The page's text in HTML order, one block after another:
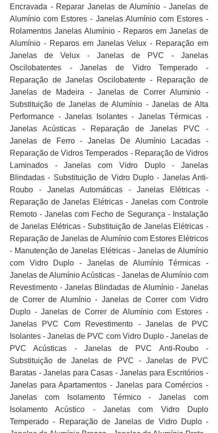
Encravada - Reparar Janelas de Alumínio - Janelas de
Alumínio com Estores - Janelas Alumínio com Estores -
Rolamentos Janelas Alumínio - Reparos em Janelas de
Alumínio - Reparos em Janelas Velux - Reparação em
Janelas de Velux - Janelas de PVC - Janelas
Oscilobatentes - Janelas de Vidro Temperado -
Reparação de Janelas Oscilobatente - Reparação de
Janelas de Madeira - Janelas de Correr Aluminio -
Substituição de Janelas de Alumínio - Janelas de Alta
Performance - Janelas Isolantes - Janelas Térmicas -
Janelas Acústicas - Reparação de Janelas PVC -
Janelas de Ferro - Janelas De Alumínio Lacadas -
Reparação de Vidros Temperados - Reparação de Vidros
Laminados - Janelas com Vidro Duplo - Janelas
Blindadas - Substituição de Vidro Duplo - Janelas Anti-
Roubo - Janelas Automáticas - Janelas Elétricas -
Reparação de Janelas Elétricas - Janelas com Controle
Remoto - Janelas com Fecho de Segurança - Instalação
de Janelas Elétricas - Substituição de Janelas Elétricas -
Reparação de Janelas de Alumínio com Estores Elétricos
- Manutenção de Janelas Elétricas - Janelas de Alumínio
com Vidro Duplo - Janelas de Alumínio Térmicas -
Janelas de Alumínio Acústicas - Janelas de Alumínio com
Revestimento - Janelas Blindadas de Alumínio - Janelas
de Correr de Alumínio - Janelas de Correr com Vidro
Duplo - Janelas de Correr de Alumínio com Estores -
Janelas PVC Com Revestimento - Janelas de PVC
Isolantes - Janelas de PVC com Vidro Duplo - Janelas de
PVC Acústicas - Janelas de PVC Anti-Roubo -
Substituição de Janelas de PVC - Janelas de PVC
Baratas - Janelas para Casas - Janelas para Escritórios -
Janelas para Apartamentos - Janelas para Comércios -
Janelas com Isolamento Térmico - Janelas com
Isolamento Acústico - Janelas com Vidro Duplo
Temperado - Reparação de Janelas de Vidro Duplo -